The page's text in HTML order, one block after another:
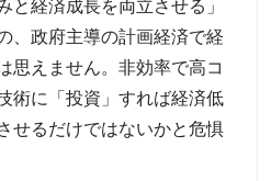
と経済成長を両立させる」
、政府主導の計画経済で経
思えません。非効率で高コ
術に「投資」すれば経済低
せるだけではないかと危惧